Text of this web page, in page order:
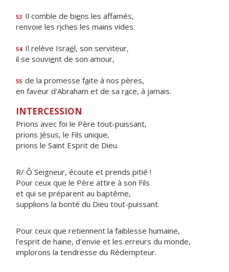
53 Il comble de biens les affamés,
renvoie les riches les mains vides.
54 Il relève Israël, son serviteur,
il se souvient de son amour,
55 de la promesse faite à nos pères,
en faveur d'Abraham et de sa race, à jamais.
INTERCESSION
Prions avec foi le Père tout-puissant,
prions Jésus, le Fils unique,
prions le Saint Esprit de Dieu.
R/ Ô Seigneur, écoute et prends pitié !
Pour ceux que le Père attire à son Fils
et qui se préparent au baptême,
supplions la bonté du Dieu tout-puissant.
Pour ceux que retiennent la faiblesse humaine,
l'esprit de haine, d'envie et les erreurs du monde,
implorons la tendresse du Rédempteur.